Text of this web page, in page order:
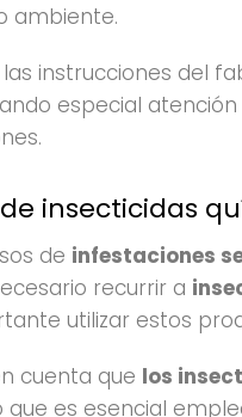
ambiente.
las instrucciones del
especial
de insecticidas
de infestaciones
recurrir a
utilizar estos
cuenta que los
que es esencial